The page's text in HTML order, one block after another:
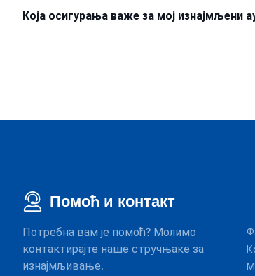
Која осигурања важе за мој изнајмљени
Помоћ и контакт
Потребна вам је помоћ? Молимо
контактирајте наше стручњаке за
изнајмљивање.